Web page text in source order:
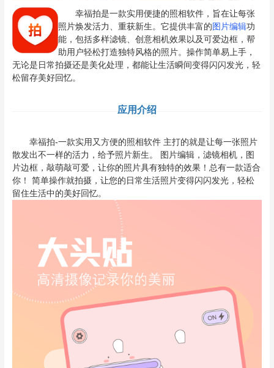
幸福拍是一款实用便捷的照相软件，旨在让每张
照片焕发活力、重获新生。它提供丰富的图片编辑功
能，包括多样滤镜、创意相机效果以及可爱边框，帮
助用户轻松打造独特风格的照片。操作简单易上手，
无论是日常拍摄还是美化处理，都能让生活瞬间变得闪闪发光，轻
松留存美好回忆。
应用介绍
幸福拍-一款实用又方便的照相软件 主打的就是让每一张照片
散发出不一样的活力，给予照片新生。 图片编辑，滤镜相机，图
片边框，敲萌敲可爱，让你的照片具有独特的效果！总有一款适合
你！ 简单操作就拍摄，让您的日常生活照片变得闪闪发光，轻松
留住生活中的美好回忆。